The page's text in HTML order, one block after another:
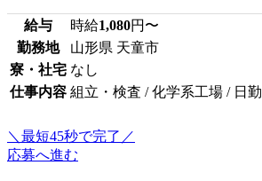
給与 時給1,080円〜
勤務地
山形県 天童市
寮・社宅 なし
仕事内容 組立・検査 / 化学系工場 / 日勤
＼最短45秒で完了／
応募へ進む